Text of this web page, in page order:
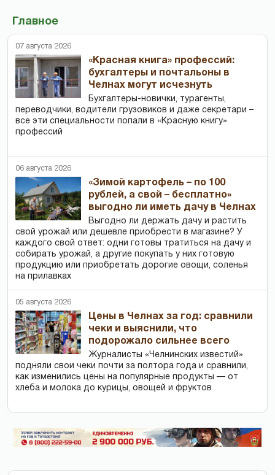
Главное
07 августа 2026
«Красная книга» профессий:
бухгалтеры и почтальоны в
Челнах могут исчезнуть
Бухгалтеры-новички, тур­агенты,
переводчики, водители грузовиков и даже секретари –
все эти специальности попали в «Красную книгу»
профессий
06 августа 2026
«Зимой картофель – по 100
рублей, а свой – бесплатно»
выгодно ли иметь дачу в Челнах
Выгодно ли держать дачу и растить
свой урожай или дешевле приобрести в магазине? У
каждого свой ответ: одни готовы тратиться на дачу и
собирать урожай, а другие покупать у них готовую
продукцию или приобретать дорогие овощи, соленья
на прилавках
05 августа 2026
Цены в Челнах за год: сравнили
чеки и выяснили, что
подорожало сильнее всего
Журналисты «Челнинских известий»
подняли свои чеки почти за полтора года и сравнили,
как изменились цены на популярные продукты — от
хлеба и молока до курицы, овощей и фруктов